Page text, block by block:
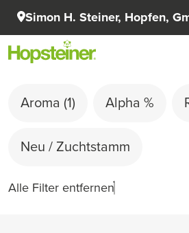
Simon H. Steiner, Hopfen,
Aroma (1) Alpha %
Neu / Zuchtstamm
Alle Filter entfernen